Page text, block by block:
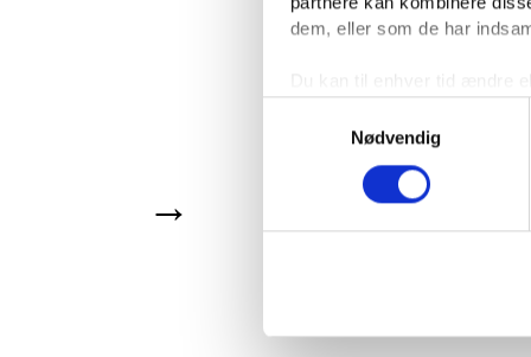
dem, eller som de har
Nødvendig
→ KARRIERE